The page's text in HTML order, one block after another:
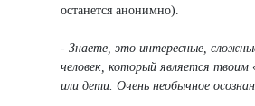
останется анонимно).
- Знаете, это интересные,
человек, который является
или дети. Очень необычное